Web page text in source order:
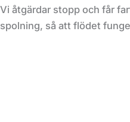
Vi åtgärdar stopp och får
spolning, så att flödet